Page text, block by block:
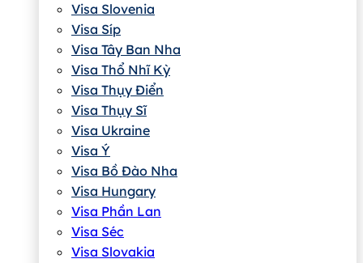
Visa Slovenia
Visa Síp
Visa Tây Ban Nha
Visa Thổ Nhĩ Kỳ
Visa Thụy Điển
Visa Thụy Sĩ
Visa Ukraine
Visa Ý
Visa Bồ Đào Nha
Visa Hungary
Visa Phần Lan
Visa Séc
Visa Slovakia